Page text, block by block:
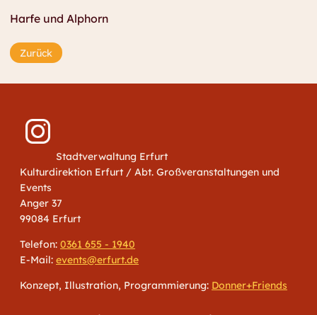
Harfe und Alphorn
Zurück
Stadtverwaltung Erfurt
Kulturdirektion Erfurt / Abt. Großveranstaltungen und
Events
Anger 37
99084 Erfurt
Telefon: 0361 655 - 1940
E-Mail: events@erfurt.de
Konzept, Illustration, Programmierung: Donner+Friends